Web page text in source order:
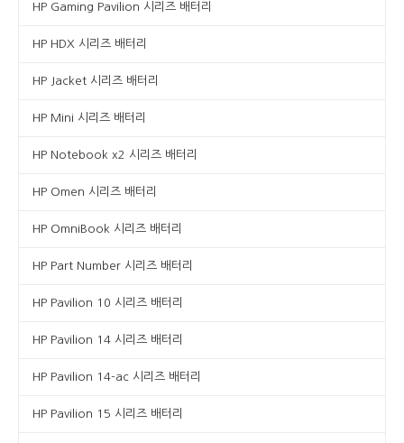
HP Gaming Pavilion 시리즈 배터리
HP HDX 시리즈 배터리
HP Jacket 시리즈 배터리
HP Mini 시리즈 배터리
HP Notebook x2 시리즈 배터리
HP Omen 시리즈 배터리
HP OmniBook 시리즈 배터리
HP Part Number 시리즈 배터리
HP Pavilion 10 시리즈 배터리
HP Pavilion 14 시리즈 배터리
HP Pavilion 14-ac 시리즈 배터리
HP Pavilion 15 시리즈 배터리